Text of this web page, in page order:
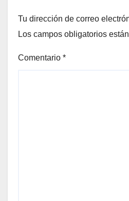
Tu dirección de correo
Los campos obligatorios
Comentario *